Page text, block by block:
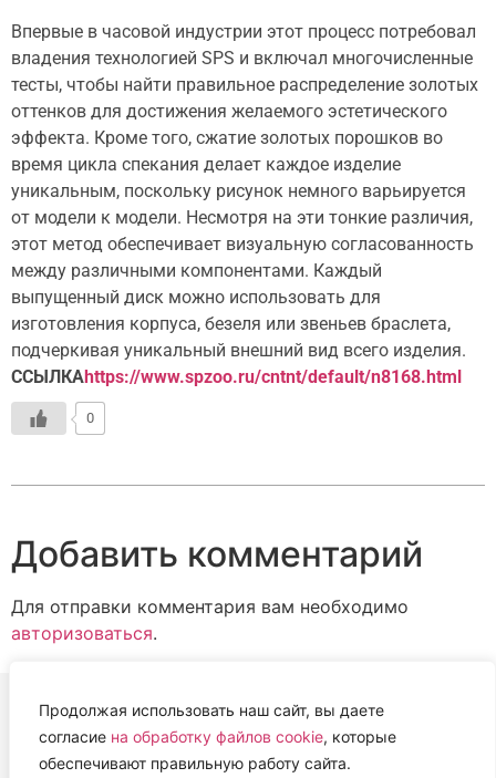
Продолжая использовать наш сайт, вы даете
согласие на обработку файлов cookie, которые
обеспечивают правильную работу сайта.
Впервые в часовой индустрии этот процесс потребовал
владения технологией SPS и включал многочисленные
тесты, чтобы найти правильное распределение золотых
оттенков для достижения желаемого эстетического
эффекта. Кроме того, сжатие золотых порошков во
время цикла спекания делает каждое изделие
уникальным, поскольку рисунок немного варьируется
от модели к модели. Несмотря на эти тонкие различия,
этот метод обеспечивает визуальную согласованность
между различными компонентами. Каждый
выпущенный диск можно использовать для
изготовления корпуса, безеля или звеньев браслета,
подчеркивая уникальный внешний вид всего изделия.
ССЫЛКАhttps://www.spzoo.ru/cntnt/default/n8168.html
0
Добавить комментарий
Для отправки комментария вам необходимо
авторизоваться.
ВЕТЕРИНАРНАЯ АССОЦИАЦИЯ
НИЖЕГОРОДСКОЙ ОБЛАСТИ (НОВА)